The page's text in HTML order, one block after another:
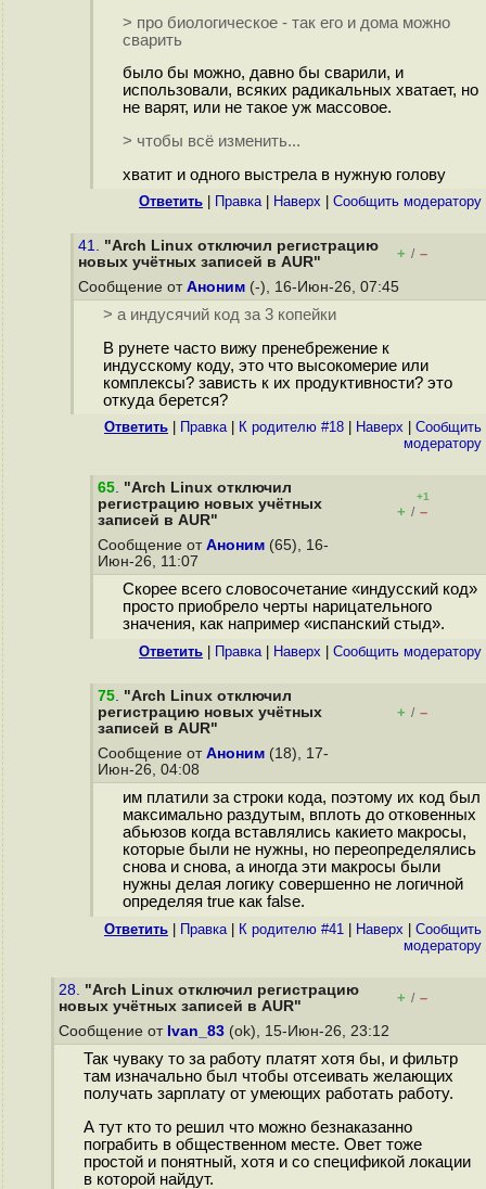
> про биологическое - так его и дома можно
сварить
было бы можно, давно бы сварили, и
использовали, всяких радикальных хватает, но
не варят, или не такое уж массовое.
> чтобы всё изменить...
хватит и одного выстрела в нужную голову
Ответить Правка| Наверх Cообщить модератору
41. "Arch Linux отключил регистрацию
новых учётных записей в AUR"
+ / –
Сообщение от Аноним (-), 16-Июн-26, 07:45
> а индусячий код за 3 копейки
В рунете часто вижу пренебрежение к
индусскому коду, это что высокомерие или
комплексы? зависть к их продуктивности? это
откуда берется?
Ответить Правка| К родителю #18 Наверх
Cообщить
модератору
65. "Arch Linux отключил
регистрацию новых учётных
записей в AUR"
+1
+ / –
Сообщение от Аноним (65), 16-
Июн-26, 11:07
Скорее всего словосочетание «индусский код»
просто приобрело черты нарицательного
значения, как например «испанский стыд».
Ответить Правка| Наверх Cообщить модератору
75. "Arch Linux отключил
регистрацию новых учётных
записей в AUR"
+ / –
Сообщение от Аноним (18), 17-
Июн-26, 04:08
им платили за строки кода, поэтому их код был
максимально раздутым, вплоть до отковенных
абьюзов когда вставлялись какието макросы,
которые были не нужны, но переопределялись
снова и снова, а иногда эти макросы были
нужны делая логику совершенно не логичной
определяя true как false.
Ответить Правка| К родителю #41 Наверх
Cообщить
модератору
28. "Arch Linux отключил регистрацию
новых учётных записей в AUR"
+ / –
Сообщение от Ivan_83 (ok), 15-Июн-26, 23:12
Так чуваку то за работу платят хотя бы, и фильтр
там изначально был чтобы отсеивать желающих
получать зарплату от умеющих работать работу.
А тут кто то решил что можно безнаказанно
пограбить в общественном месте. Овет тоже
простой и понятный, хотя и со спецификой локации
в которой найдут.